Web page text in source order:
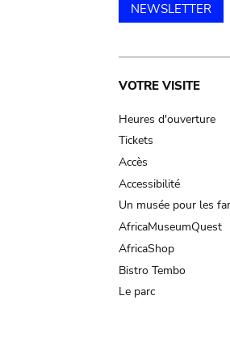
NEWSLETTER
Main
VOTRE VISITE
Heures d'ouverture
Tickets
Accès
Accessibilité
Un musée pour les
AfricaMuseumQuest
AfricaShop
Bistro Tembo
Le parc